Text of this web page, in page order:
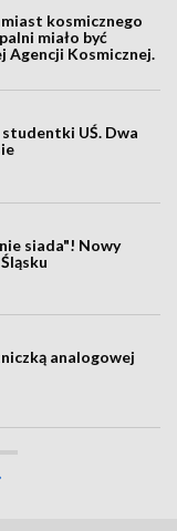
kosmicznego
miało być
Agencji Kosmicznej.
UŚ. Dwa
siada"! Nowy
analogowej